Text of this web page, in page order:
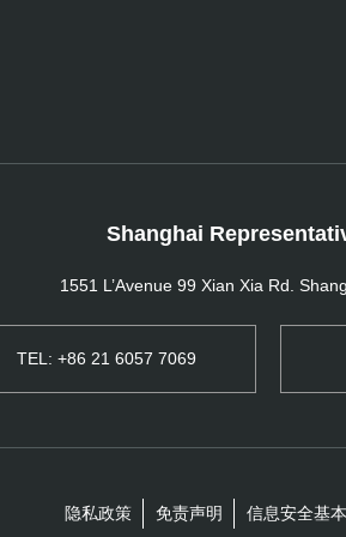
Shanghai
1551 L’Avenue 99 Xian Xia Rd.
TEL: +86 21 6057 7069
隐私政策 免责声明 信息安全基